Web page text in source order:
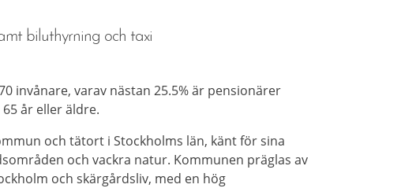
biluthyrning och taxi
invånare, varav nästan 25.5% är pensionärer
år eller äldre.
och tätort i Stockholms län, känt för sina
och vackra natur. Kommunen präglas av
och skärgårdsliv, med en hög